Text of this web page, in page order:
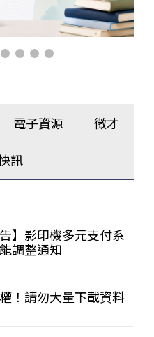
電子資源 徵才
訊
告】影印機多元支付系
調整通知
！請勿大量下載資料